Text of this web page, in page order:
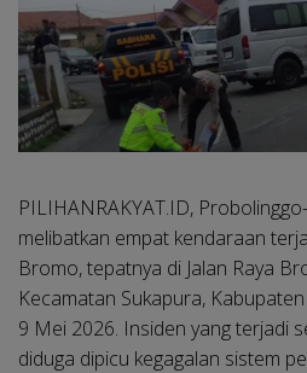
PILIHANRAKYAT.ID, Probolinggo-
melibatkan empat kendaraan
Bromo, tepatnya di Jalan Raya
Kecamatan Sukapura,
9 Mei 2026. Insiden yang terjadi
diduga dipicu kegagalan sistem